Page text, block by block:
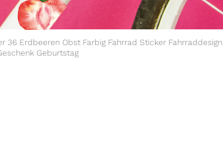
36 Erdbeeren Obst Farbig Fahrrad Sticker Fahrraddesign
Geburtstag